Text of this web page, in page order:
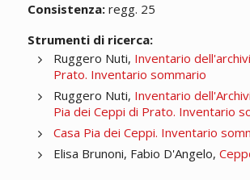
Consistenza:regg. 25
Strumenti di ricerca:
Ruggero Nuti, Inventario
Prato. Inventario sommario
Ruggero Nuti, Inventario
Pia dei Ceppi di Prato. Inventario
Casa Pia dei Ceppi. Inventario
Elisa Brunoni, Fabio D'Angelo,